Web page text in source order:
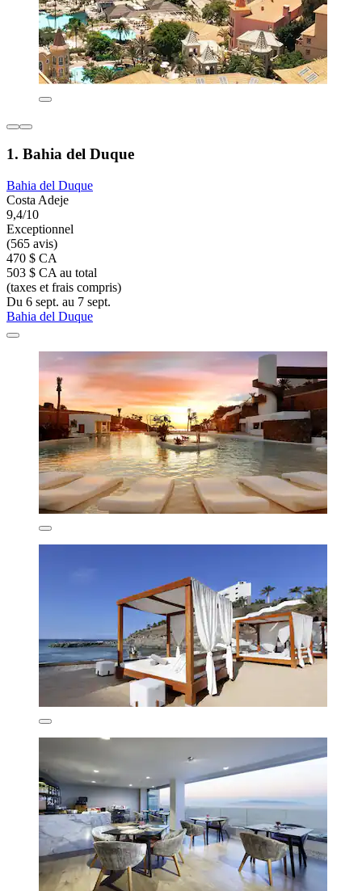
1. Bahia del Duque
Bahia del Duque
Costa Adeje
9,4/10
Exceptionnel
(565 avis)
470 $ CA
503 $ CA au total
(taxes et frais compris)
Du 6 sept. au 7 sept.
Bahia del Duque